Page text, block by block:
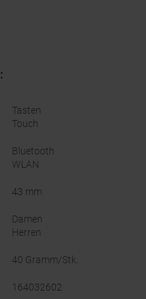
:
Tasten
Touch
Bluetooth
WLAN
43 mm
Damen
Herren
40 Gramm/Stk.
164032602